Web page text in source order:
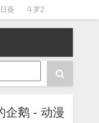
葵 斗罗2
节目清单
企鹅 - 动漫